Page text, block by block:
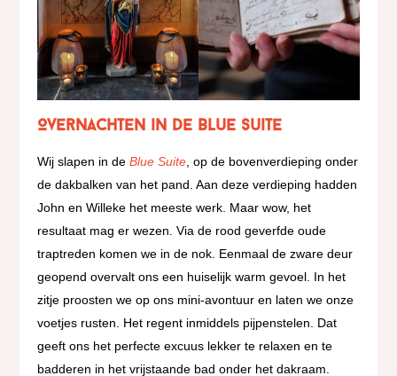
Overnachten in De Blue Suite
Wij slapen in deBlue Suite , op de bovenverdieping onder
de dakbalken van het pand. Aan deze verdieping hadden
John en Willeke het meeste werk. Maar wow, het
resultaat mag er wezen. Via de rood geverfde oude
traptreden komen we in de nok. Eenmaal de zware deur
geopend overvalt ons een huiselijk warm gevoel. In het
zitje proosten we op ons mini-avontuur en laten we onze
voetjes rusten. Het regent inmiddels pijpenstelen. Dat
geeft ons het perfecte excuus lekker te relaxen en te
badderen in het vrijstaande bad onder het dakraam.